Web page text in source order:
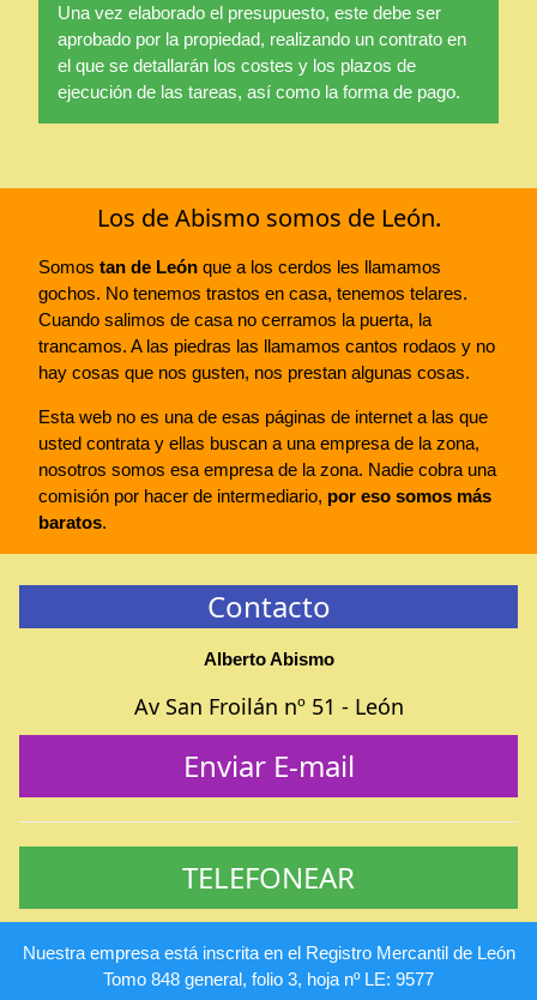
Una vez elaborado el presupuesto, este debe ser
aprobado por la propiedad, realizando un contrato en
el que se detallarán los costes y los plazos de
ejecución de las tareas, así como la forma de pago.
Los de Abismo somos de León.
Somos tan de León que a los cerdos les llamamos
gochos. No tenemos trastos en casa, tenemos telares.
Cuando salimos de casa no cerramos la puerta, la
trancamos. A las piedras las llamamos cantos rodaos y no
hay cosas que nos gusten, nos prestan algunas cosas.
Esta web no es una de esas páginas de internet a las que
usted contrata y ellas buscan a una empresa de la zona,
nosotros somos esa empresa de la zona. Nadie cobra una
comisión por hacer de intermediario, por eso somos más
baratos.
Contacto
Alberto Abismo
Av San Froilán nº 51 - León
Enviar E-mail
TELEFONEAR
Nuestra empresa está inscrita en el Registro Mercantil de León
Tomo 848 general, folio 3, hoja nº LE: 9577